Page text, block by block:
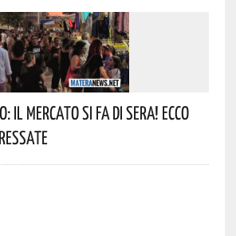
Il Mercato Si Fa Di Sera! Ecco